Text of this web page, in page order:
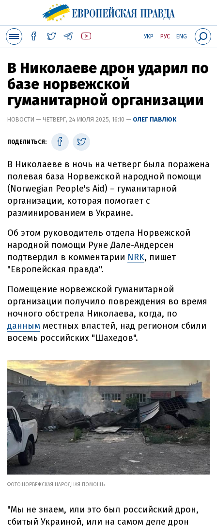
УКР РУС ENG
В Николаеве дрон ударил по
базе норвежской
гуманитарной организации
НОВОСТИ — ЧЕТВЕРГ, 24 ИЮЛЯ 2025, 16:10 — ОЛЕГ ПАВЛЮК
ПОДЕЛИТЬСЯ:
В Николаеве в ночь на четверг была поражена
полевая база Норвежской народной помощи
(Norwegian People's Aid) – гуманитарной
организации, которая помогает с
разминированием в Украине.
Об этом руководитель отдела Норвежской
народной помощи Руне Дале-Андерсен
подтвердил в комментарии NRK, пишет
"Европейская правда".
Помещение норвежской гуманитарной
организации получило повреждения во время
ночного обстрела Николаева, когда, по
данным местных властей, над регионом сбили
восемь российских "Шахедов".
ФОТО:НОРВЕЖСКАЯ НАРОДНАЯ ПОМОЩЬ
"Мы не знаем, или это был российский дрон,
сбитый Украиной, или на самом деле дрон